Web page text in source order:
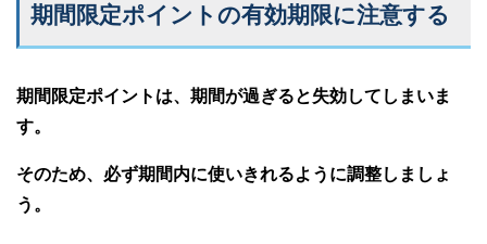
期間限定ポイントの有効期限に注意する
期間限定ポイントは、期間が過ぎると失効してしまいま
す。
そのため、必ず期間内に使いきれるように調整しましょ
う。